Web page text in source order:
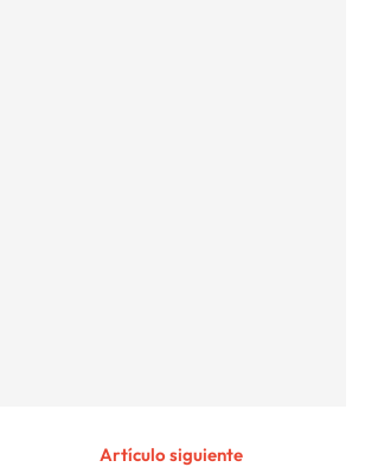
Artículo siguiente